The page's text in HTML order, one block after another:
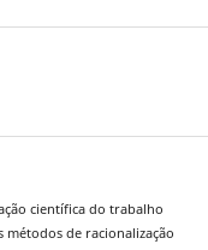
científica do trabalho
de racionalização